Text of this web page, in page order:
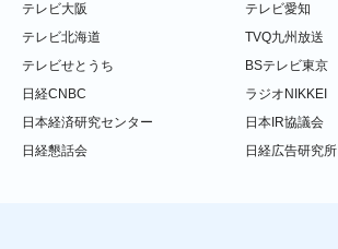
テレビ大阪
テレビ愛知
テレビ北海道
TVQ九州放送
テレビせとうち
BSテレビ東京
日経CNBC
ラジオNIKKEI
日本経済研究センター
日本IR協議会
日経懇話会
日経広告研究所